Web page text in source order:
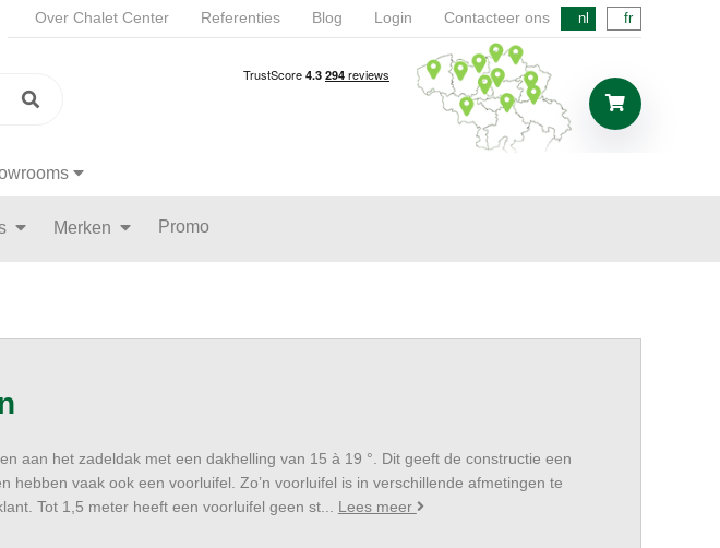
Over Chalet Center Referenties Blog Login Contacteer ons nl fr
Merken Promo
aan het zadeldak met een dakhelling van 15 à 19 °. Dit geeft de constructie een
hebben vaak ook een voorluifel. Zo’n voorluifel is in verschillende afmetingen te
Tot 1,5 meter heeft een voorluifel geen st... Lees meer